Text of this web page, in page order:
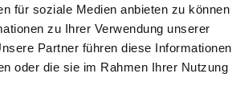
für soziale Medien anbieten zu können
zu Ihrer Verwendung unserer
Partner führen diese Informationen
oder die sie im Rahmen Ihrer Nutzung